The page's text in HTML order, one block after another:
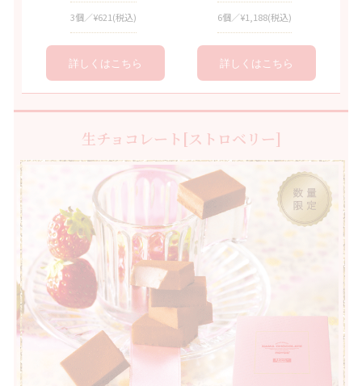
3個／¥621(税込) 6個／¥1,188(税込)
詳しくはこちら 詳しくはこちら
生チョコレート[ストロベリー]